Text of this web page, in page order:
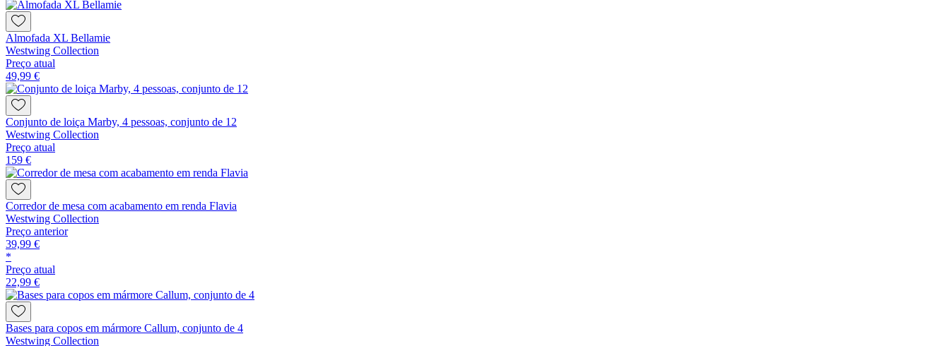
Almofada XL Bellamie
Westwing Collection
Preço atual
49,99 €
Conjunto de loiça Marby, 4 pessoas, conjunto de 12
Westwing Collection
Preço atual
159 €
Corredor de mesa com acabamento em renda Flavia
Westwing Collection
Preço anterior
39,99 €
*
Preço atual
22,99 €
Bases para copos em mármore Callum, conjunto de 4
Westwing Collection